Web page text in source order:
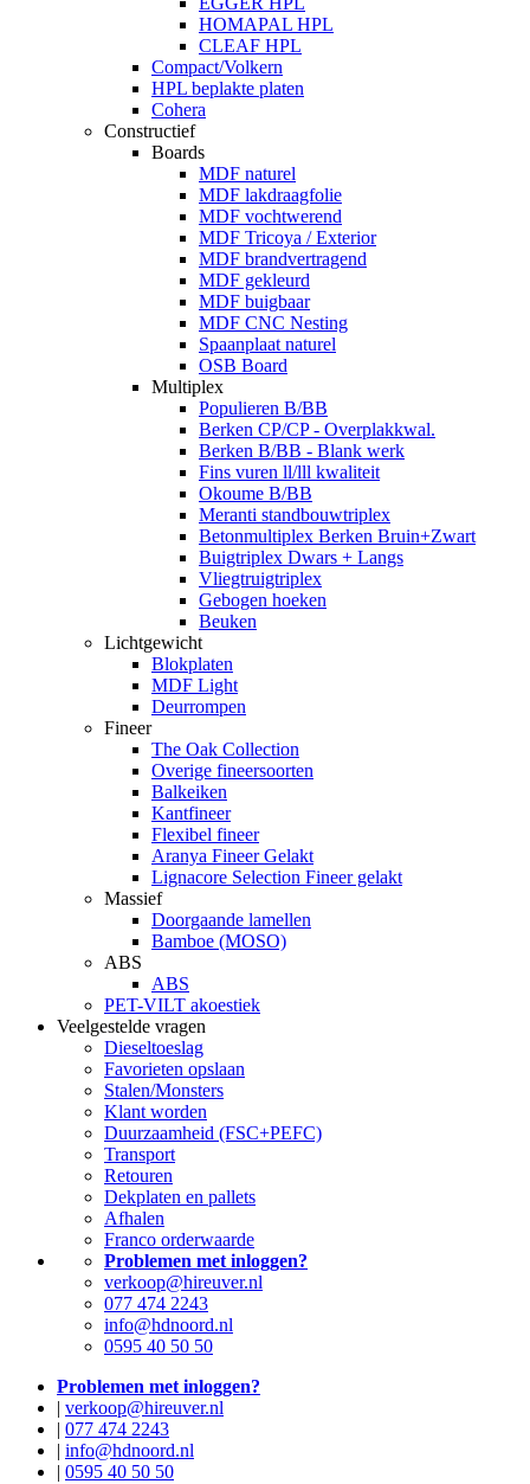
HOMAPAL HPL
CLEAF HPL
Compact/Volkern
HPL beplakte platen
Cohera
Constructief
Boards
MDF naturel
MDF lakdraagfolie
MDF vochtwerend
MDF Tricoya / Exterior
MDF brandvertragend
MDF gekleurd
MDF buigbaar
MDF CNC Nesting
Spaanplaat naturel
OSB Board
Multiplex
Populieren B/BB
Berken CP/CP - Overplakkwal.
Berken B/BB - Blank werk
Fins vuren ll/lll kwaliteit
Okoume B/BB
Meranti standbouwtriplex
Betonmultiplex Berken Bruin+Zwart
Buigtriplex Dwars + Langs
Vliegtruigtriplex
Gebogen hoeken
Beuken
Lichtgewicht
Blokplaten
MDF Light
Deurrompen
Fineer
The Oak Collection
Overige fineersoorten
Balkeiken
Kantfineer
Flexibel fineer
Aranya Fineer Gelakt
Lignacore Selection Fineer gelakt
Massief
Doorgaande lamellen
Bamboe (MOSO)
ABS
ABS
PET-VILT akoestiek
Veelgestelde vragen
Dieseltoeslag
Favorieten opslaan
Stalen/Monsters
Klant worden
Duurzaamheid (FSC+PEFC)
Transport
Retouren
Dekplaten en pallets
Afhalen
Franco orderwaarde
Problemen met inloggen?
verkoop@hireuver.nl
077 474 2243
info@hdnoord.nl
0595 40 50 50
Problemen met inloggen?
| verkoop@hireuver.nl
| 077 474 2243
| info@hdnoord.nl
| 0595 40 50 50